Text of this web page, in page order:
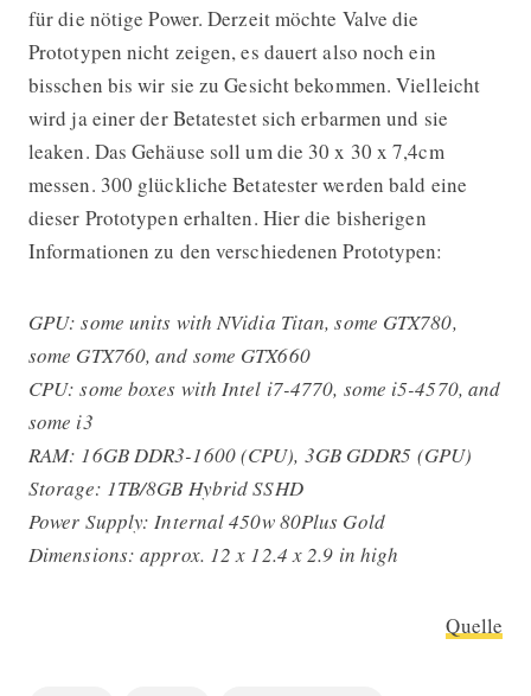
für die nötige Power. Derzeit möchte Valve die
Prototypen nicht zeigen, es dauert also noch ein
bisschen bis wir sie zu Gesicht bekommen. Vielleicht
wird ja einer der Betatestet sich erbarmen und sie
leaken. Das Gehäuse soll um die 30 x 30 x 7,4cm
messen. 300 glückliche Betatester werden bald eine
dieser Prototypen erhalten. Hier die bisherigen
Informationen zu den verschiedenen Prototypen:
GPU: some units with NVidia Titan, some GTX780,
some GTX760, and some GTX660
CPU: some boxes with Intel i7-4770, some i5-4570, and
some i3
RAM: 16GB DDR3-1600 (CPU), 3GB GDDR5 (GPU)
Storage: 1TB/8GB Hybrid SSHD
Power Supply: Internal 450w 80Plus Gold
Dimensions: approx. 12 x 12.4 x 2.9 in high
Quelle